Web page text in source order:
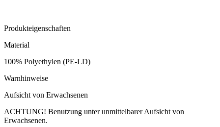
Produkteigenschaften
Material
100% Polyethylen (PE-LD)
Warnhinweise
Aufsicht von Erwachsenen
ACHTUNG! Benutzung unter unmittelbarer Aufsicht von
Erwachsenen.